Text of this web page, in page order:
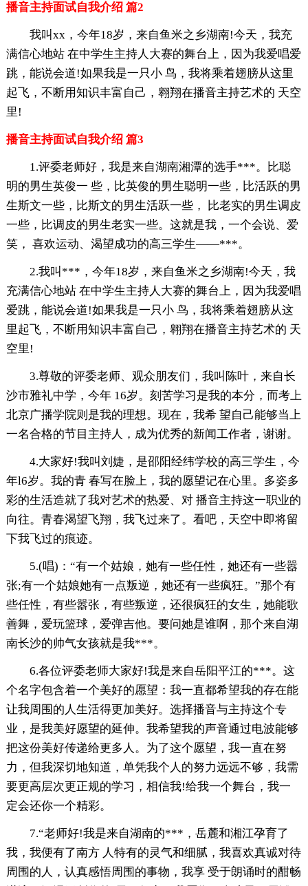
播音主持面试自我介绍 篇2
我叫xx，今年18岁，来自鱼米之乡湖南!今天，我充
满信心地站 在中学生主持人大赛的舞台上，因为我爱唱爱
跳，能说会道!如果我是一只小 鸟，我将乘着翅膀从这里
起飞，不断用知识丰富自己，翱翔在播音主持艺术的 天空
里!
播音主持面试自我介绍 篇3
1.评委老师好，我是来自湖南湘潭的选手***。比聪
明的男生英俊一 些，比英俊的男生聪明一些，比活跃的男
生斯文一些，比斯文的男生活跃一些， 比老实的男生调皮
一些，比调皮的男生老实一些。这就是我，一个会说、爱
笑， 喜欢运动、渴望成功的高三学生——***。
2.我叫***，今年18岁，来自鱼米之乡湖南!今天，我
充满信心地站 在中学生主持人大赛的舞台上，因为我爱唱
爱跳，能说会道!如果我是一只小 鸟，我将乘着翅膀从这
里起飞，不断用知识丰富自己，翱翔在播音主持艺术的 天
空里!
3.尊敬的评委老师、观众朋友们，我叫陈叶，来自长
沙市雅礼中学，今年 16岁。刻苦学习是我的本分，而考上
北京广播学院则是我的理想。现在，我希 望自己能够当上
一名合格的节目主持人，成为优秀的新闻工作者，谢谢。
4.大家好!我叫刘婕，是邵阳经纬学校的高三学生，今
年l6岁。我的青 春写在脸上，我的愿望记在心里。多姿多
彩的生活造就了我对艺术的热爱、对 播音主持这一职业的
向往。青春渴望飞翔，我飞过来了。看吧，天空中即将留
下我飞过的痕迹。
5.(唱)：“有一个姑娘，她有一些任性，她还有一些嚣
张;有一个姑娘她有一点叛逆，她还有一些疯狂。”那个有
些任性，有些嚣张，有些叛逆，还很疯狂的女生，她能歌
善舞，爱玩篮球，爱弹吉他。要问她是谁啊，那个来自湖
南长沙的帅气女孩就是我***。
6.各位评委老师大家好!我是来自岳阳平江的***。这
个名字包含着一个美好的愿望：我一直都希望我的存在能
让我周围的人生活得更加美好。选择播音与主持这个专
业，是我美好愿望的延伸。我希望我的声音通过电波能够
把这份美好传递给更多人。为了这个愿望，我一直在努
力，但我深切地知道，单凭我个人的努力远远不够，我需
要更高层次更正规的学习，相信我!给我一个舞台，我一
定会还你一个精彩。
7.“老师好!我是来自湖南的***，岳麓和湘江孕育了
我，我便有了南方 人特有的灵气和细腻，我喜欢真诚对待
周围的人，认真感悟周围的事物，我享 受于朗诵时的酣畅